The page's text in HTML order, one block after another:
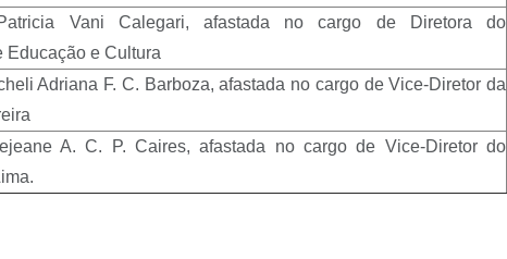
Vani Calegari, afastada no cargo de Diretora do
Educação e Cultura
Adriana F. C. Barboza, afastada no cargo de Vice-Diretor da
A. C. P. Caires, afastada no cargo de Vice-Diretor do